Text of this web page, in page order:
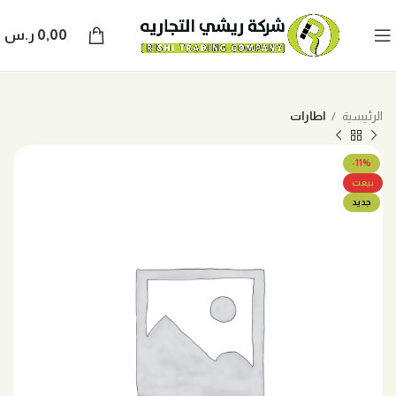
0,00 ر.س
الرئيسية اطارات
-11%
بيعت
جديد